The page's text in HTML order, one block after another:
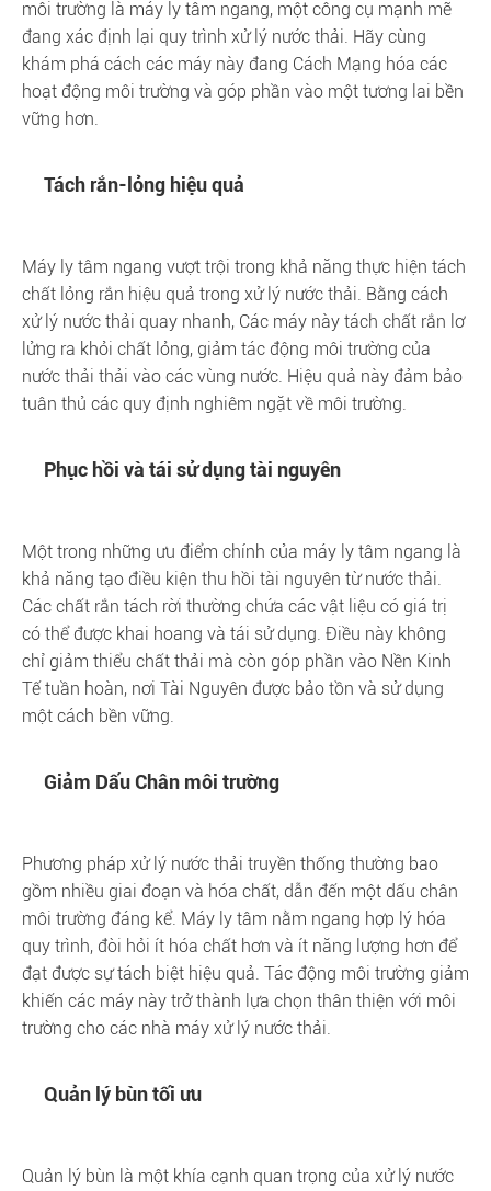
môi trường là máy ly tâm ngang, một công cụ mạnh mẽ
đang xác định lại quy trình xử lý nước thải. Hãy cùng
khám phá cách các máy này đang Cách Mạng hóa các
hoạt động môi trường và góp phần vào một tương lai bền
vững hơn.
Tách rắn-lỏng hiệu quả
Máy ly tâm ngang vượt trội trong khả năng thực hiện tách
chất lỏng rắn hiệu quả trong xử lý nước thải. Bằng cách
xử lý nước thải quay nhanh, Các máy này tách chất rắn lơ
lửng ra khỏi chất lỏng, giảm tác động môi trường của
nước thải thải vào các vùng nước. Hiệu quả này đảm bảo
tuân thủ các quy định nghiêm ngặt về môi trường.
Phục hồi và tái sử dụng tài nguyên
Một trong những ưu điểm chính của máy ly tâm ngang là
khả năng tạo điều kiện thu hồi tài nguyên từ nước thải.
Các chất rắn tách rời thường chứa các vật liệu có giá trị
có thể được khai hoang và tái sử dụng. Điều này không
chỉ giảm thiểu chất thải mà còn góp phần vào Nền Kinh
Tế tuần hoàn, nơi Tài Nguyên được bảo tồn và sử dụng
một cách bền vững.
Giảm Dấu Chân môi trường
Phương pháp xử lý nước thải truyền thống thường bao
gồm nhiều giai đoạn và hóa chất, dẫn đến một dấu chân
môi trường đáng kể. Máy ly tâm nằm ngang hợp lý hóa
quy trình, đòi hỏi ít hóa chất hơn và ít năng lượng hơn để
đạt được sự tách biệt hiệu quả. Tác động môi trường giảm
khiến các máy này trở thành lựa chọn thân thiện với môi
trường cho các nhà máy xử lý nước thải.
Quản lý bùn tối ưu
Quản lý bùn là một khía cạnh quan trọng của xử lý nước